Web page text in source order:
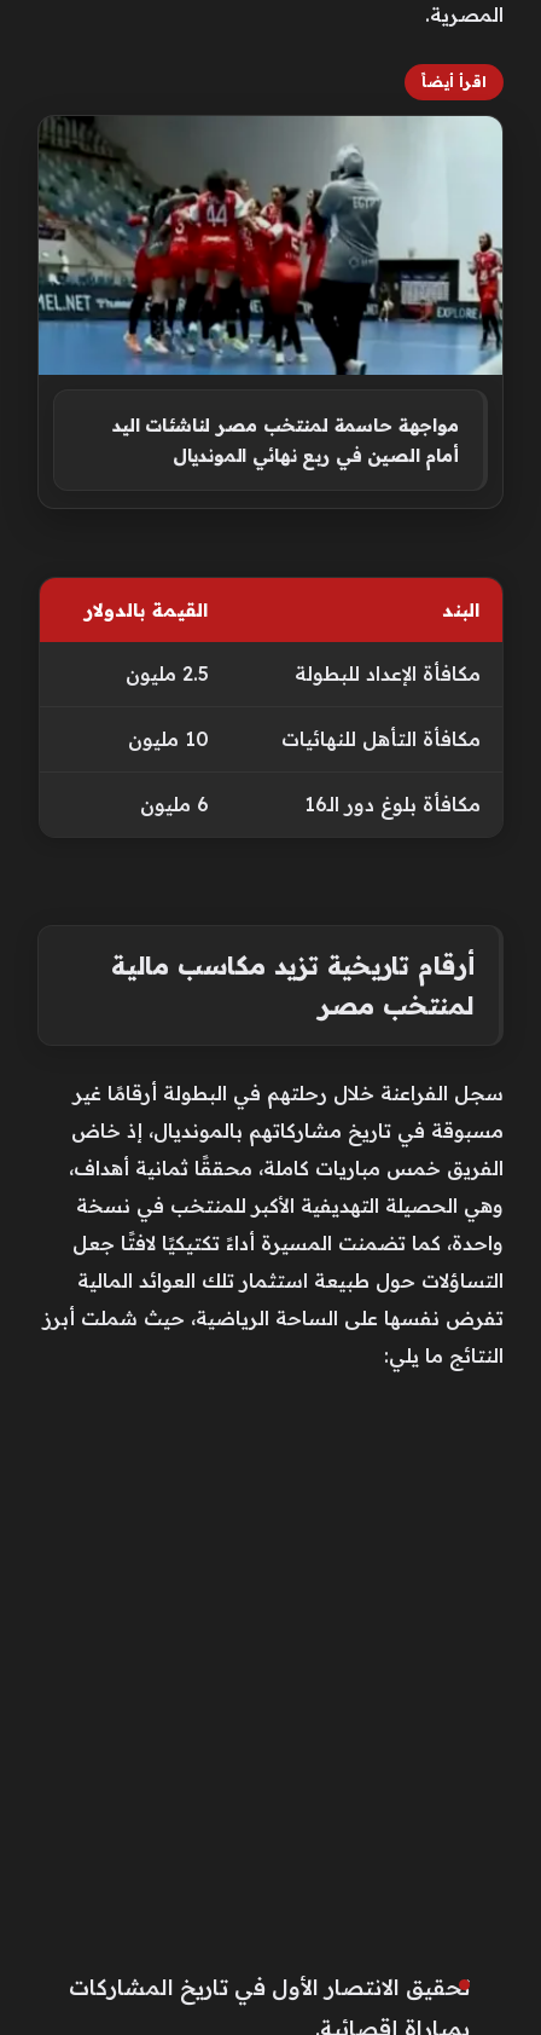
المصرية.
اقرأ أيضاً
مواجهة حاسمة لمنتخب مصر لناشئات اليد
أمام الصين في ربع نهائي المونديال
البند القيمة بالدولار
مكافأة الإعداد للبطولة 2.5 مليون
مكافأة التأهل للنهائيات 10 مليون
مكافأة بلوغ دور الـ16 6 مليون
أرقام تاريخية تزيد مكاسب مالية
لمنتخب مصر
سجل الفراعنة خلال رحلتهم في البطولة أرقامًا غير
مسبوقة في تاريخ مشاركاتهم بالمونديال، إذ خاض
الفريق خمس مباريات كاملة، محققًا ثمانية أهداف،
وهي الحصيلة التهديفية الأكبر للمنتخب في نسخة
واحدة، كما تضمنت المسيرة أداءً تكتيكيًا لافتًا جعل
التساؤلات حول طبيعة استثمار تلك العوائد المالية
تفرض نفسها على الساحة الرياضية، حيث شملت أبرز
النتائج ما يلي:
تحقيق الانتصار الأول في تاريخ المشاركات
بمباراة إقصائية.